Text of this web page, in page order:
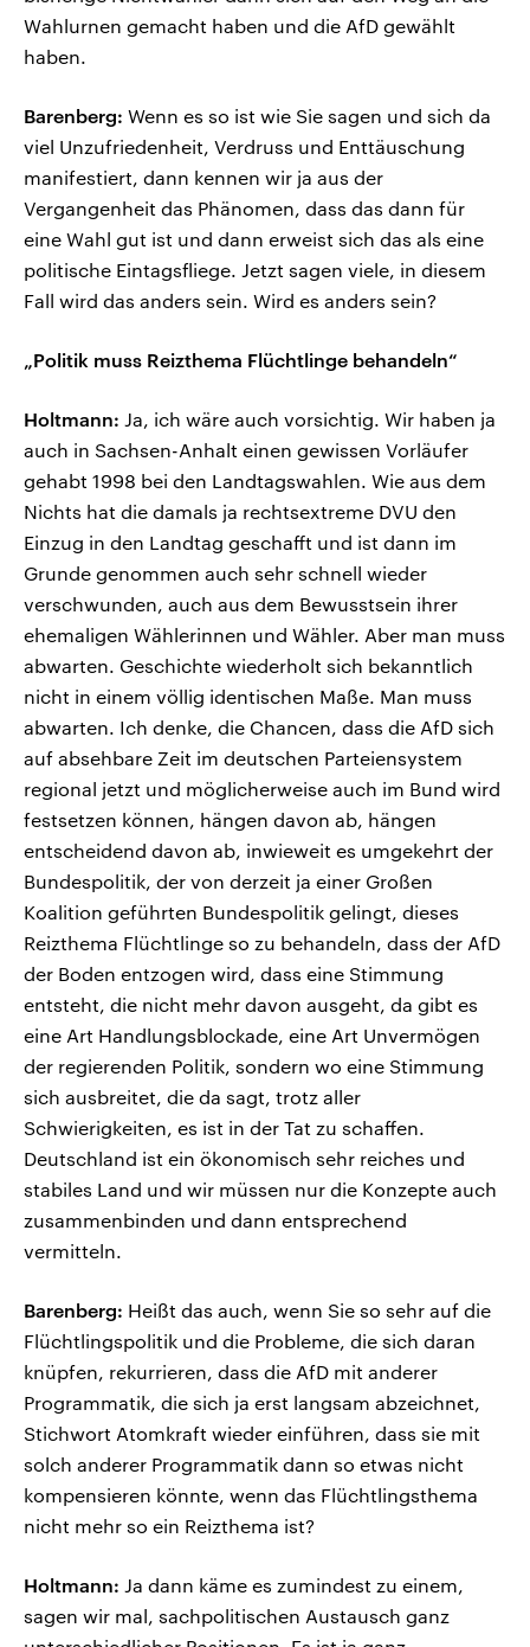
Wahlurnen gemacht haben und die AfD gewählt
haben.
Barenberg: Wenn es so ist wie Sie sagen und sich da
viel Unzufriedenheit, Verdruss und Enttäuschung
manifestiert, dann kennen wir ja aus der
Vergangenheit das Phänomen, dass das dann für
eine Wahl gut ist und dann erweist sich das als eine
politische Eintagsfliege. Jetzt sagen viele, in diesem
Fall wird das anders sein. Wird es anders sein?
„Politik muss Reizthema Flüchtlinge behandeln“
Holtmann: Ja, ich wäre auch vorsichtig. Wir haben ja
auch in Sachsen-Anhalt einen gewissen Vorläufer
gehabt 1998 bei den Landtagswahlen. Wie aus dem
Nichts hat die damals ja rechtsextreme DVU den
Einzug in den Landtag geschafft und ist dann im
Grunde genommen auch sehr schnell wieder
verschwunden, auch aus dem Bewusstsein ihrer
ehemaligen Wählerinnen und Wähler. Aber man muss
abwarten. Geschichte wiederholt sich bekanntlich
nicht in einem völlig identischen Maße. Man muss
abwarten. Ich denke, die Chancen, dass die AfD sich
auf absehbare Zeit im deutschen Parteiensystem
regional jetzt und möglicherweise auch im Bund wird
festsetzen können, hängen davon ab, hängen
entscheidend davon ab, inwieweit es umgekehrt der
Bundespolitik, der von derzeit ja einer Großen
Koalition geführten Bundespolitik gelingt, dieses
Reizthema Flüchtlinge so zu behandeln, dass der AfD
der Boden entzogen wird, dass eine Stimmung
entsteht, die nicht mehr davon ausgeht, da gibt es
eine Art Handlungsblockade, eine Art Unvermögen
der regierenden Politik, sondern wo eine Stimmung
sich ausbreitet, die da sagt, trotz aller
Schwierigkeiten, es ist in der Tat zu schaffen.
Deutschland ist ein ökonomisch sehr reiches und
stabiles Land und wir müssen nur die Konzepte auch
zusammenbinden und dann entsprechend
vermitteln.
Barenberg: Heißt das auch, wenn Sie so sehr auf die
Flüchtlingspolitik und die Probleme, die sich daran
knüpfen, rekurrieren, dass die AfD mit anderer
Programmatik, die sich ja erst langsam abzeichnet,
Stichwort Atomkraft wieder einführen, dass sie mit
solch anderer Programmatik dann so etwas nicht
kompensieren könnte, wenn das Flüchtlingsthema
nicht mehr so ein Reizthema ist?
Holtmann: Ja dann käme es zumindest zu einem,
sagen wir mal, sachpolitischen Austausch ganz